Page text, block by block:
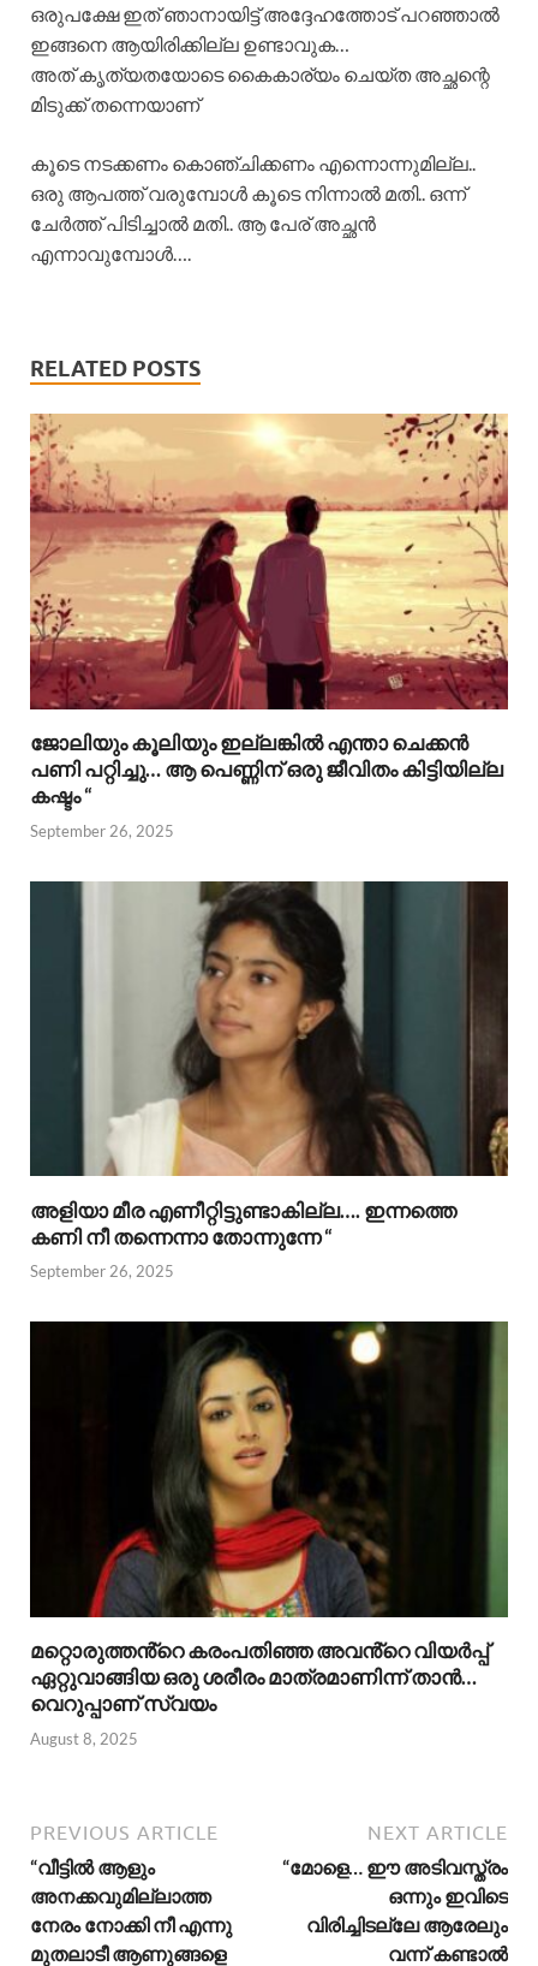
ഒരുപക്ഷേ ഇത് ഞാനായിട്ട് അദ്ദേഹത്തോട് പറഞ്ഞാൽ
ഇങ്ങനെ ആയിരിക്കില്ല ഉണ്ടാവുക…
അത് കൃത്യതയോടെ കൈകാര്യം ചെയ്ത അച്ഛന്റെ
മിടുക്ക് തന്നെയാണ്
കൂടെ നടക്കണം കൊഞ്ചിക്കണം എന്നൊന്നുമില്ല..
ഒരു ആപത്ത് വരുമ്പോൾ കൂടെ നിന്നാൽ മതി.. ഒന്ന്
ചേർത്ത് പിടിച്ചാൽ മതി.. ആ പേര് അച്ഛൻ
എന്നാവുമ്പോൾ….
RELATED POSTS
ജോലിയും കൂലിയും ഇല്ലങ്കിൽ എന്താ ചെക്കൻ
പണി പറ്റിച്ചു… ആ പെണ്ണിന് ഒരു ജീവിതം കിട്ടിയില്ല
കഷ്ടം “
September 26, 2025
അളിയാ മീര എണീറ്റിട്ടുണ്ടാകില്ല…. ഇന്നത്തെ
കണി നീ തന്നെന്നാ തോന്നുന്നേ “
September 26, 2025
മറ്റൊരുത്തൻ്റെ കരംപതിഞ്ഞ അവൻ്റെ വിയർപ്പ്
ഏറ്റുവാങ്ങിയ ഒരു ശരീരം മാത്രമാണിന്ന് താൻ…
വെറുപ്പാണ് സ്വയം
August 8, 2025
PREVIOUS ARTICLE
“വീട്ടിൽ ആളും
അനക്കവുമില്ലാത്ത
നേരം നോക്കി നീ എന്നു
മുതലാടീ ആണുങ്ങളെ
NEXT ARTICLE
“മോളെ… ഈ അടിവസ്ത്രം
ഒന്നും ഇവിടെ
വിരിച്ചിടല്ലേ ആരേലും
വന്ന് കണ്ടാൽ